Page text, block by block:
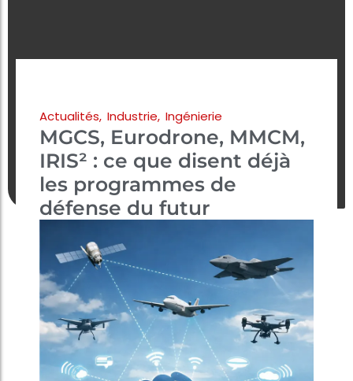
Actualités, Industrie, Ingénierie
MGCS, Eurodrone, MMCM,
IRIS² : ce que disent déjà
les programmes de
défense du futur